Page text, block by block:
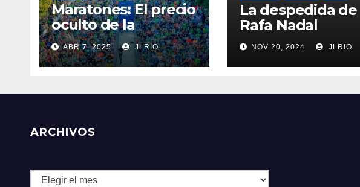
Maratones: El precio
oculto de la
resistencia
ABR 7, 2025 JLRIO
La despedida de
Rafa Nadal
NOV 20, 2024 JLRIO
ARCHIVOS
Archivos